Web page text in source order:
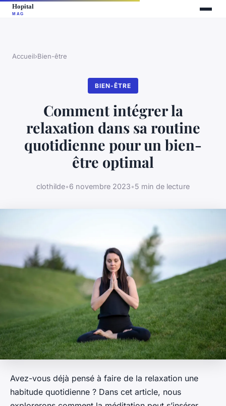
Accueil›Bien-être
BIEN-ÊTRE
Comment intégrer la
relaxation dans sa routine
quotidienne pour un bien-
être optimal
clothilde•6 novembre 2023•5 min de lecture
Avez-vous déjà pensé à faire de la relaxation une
habitude quotidienne ? Dans cet article, nous